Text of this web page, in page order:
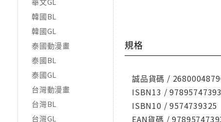
韓國BL
韓國GL
泰國動漫畫
泰國BL
泰國GL
台灣動漫畫
台灣BL
台灣GL
規格
誠品貨碼 /
ISBN13 /
ISBN10 / 9574739325
EAN貨碼 /